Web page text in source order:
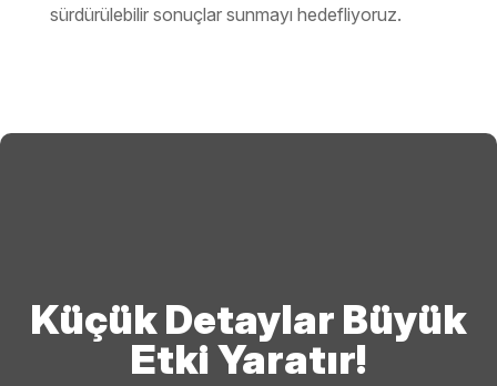
sürdürülebilir sonuçlar sunmayı hedefliyoruz.
Küçük Detaylar Büyük
Etki Yaratır!